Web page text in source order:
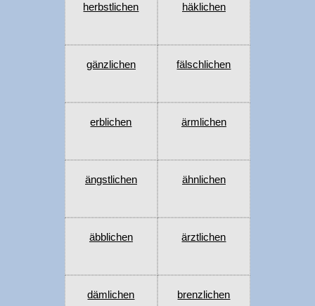
herbstlichen häklichen
gänzlichen fälschlichen
erblichen ärmlichen
ängstlichen ähnlichen
äbblichen ärztlichen
dämlichen brenzlichen